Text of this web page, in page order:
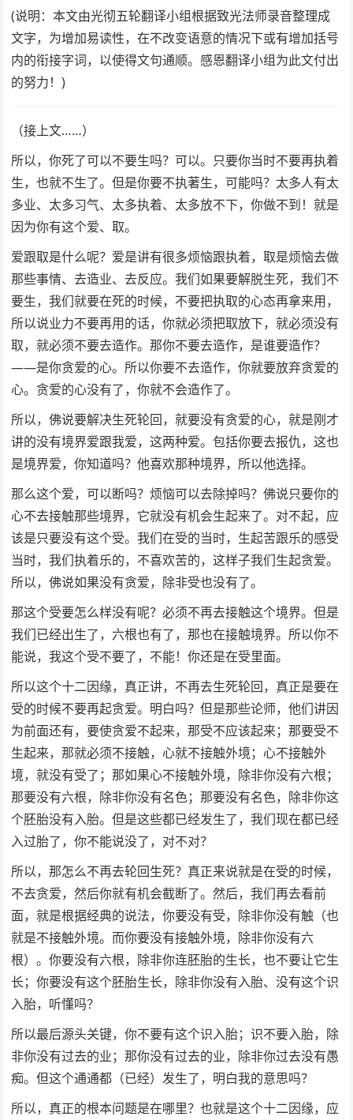
(说明：本文由光彻五轮翻译小组根据致光法师录音整理成
文字，为增加易读性，在不改变语意的情况下或有增加括号
内的衔接字词，以使得文句通顺。感恩翻译小组为此文付出
的努力！)
（接上文……）
所以，你死了可以不要生吗？可以。只要你当时不要再执着
生，也就不生了。但是你要不执著生，可能吗？太多人有太
多业、太多习气、太多执着、太多放不下，你做不到！就是
因为你有这个爱、取。
爱跟取是什么呢？爱是讲有很多烦恼跟执着，取是烦恼去做
那些事情、去造业、去反应。我们如果要解脱生死，我们不
要生，我们就要在死的时候，不要把执取的心态再拿来用，
所以说业力不要再用的话，你就必须把取放下，就必须没有
取，就必须不要去造作。那你不要去造作，是谁要造作？
——是你贪爱的心。所以你要不去造作，你就要放弃贪爱的
心。贪爱的心没有了，你就不会造作了。
所以，佛说要解决生死轮回，就要没有贪爱的心，就是刚才
讲的没有境界爱跟我爱，这两种爱。包括你要去报仇，这也
是境界爱，你知道吗？他喜欢那种境界，所以他选择。
那么这个爱，可以断吗？烦恼可以去除掉吗？佛说只要你的
心不去接触那些境界，它就没有机会生起来了。对不起，应
该是只要没有这个受。我们在受的当时，生起苦跟乐的感受
当时，我们执着乐的，不喜欢苦的，这样子我们生起贪爱。
所以，佛说如果没有贪爱，除非受也没有了。
那这个受要怎么样没有呢？必须不再去接触这个境界。但是
我们已经出生了，六根也有了，那也在接触境界。所以你不
能说，我这个受不要了，不能！你还是在受里面。
所以这个十二因缘，真正讲，不再去生死轮回，真正是要在
受的时候不要再起贪爱。明白吗？但是那些论师，他们讲因
为前面还有，要使贪爱不起来，那受不应该起来；那要受不
生起来，那就必须不接触，心就不接触外境；心不接触外
境，就没有受了；那如果心不接触外境，除非你没有六根；
那要没有六根，除非你没有名色；那要没有名色，除非你这
个胚胎没有入胎。但是这些都已经发生了，我们现在都已经
入过胎了，你不能说没了，对不对？
所以，那怎么不再去轮回生死？真正来说就是在受的时候，
不去贪爱，然后你就有机会截断了。然后，我们再去看前
面，就是根据经典的说法，你要没有受，除非你没有触（也
就是不接触外境。而你要没有接触外境，除非你没有六
根）。你要没有六根，除非你连胚胎的生长，也不要让它生
长；你要没有这个胚胎生长，除非你没有入胎、没有这个识
入胎，听懂吗？
所以最后源头关键，你不要有这个识入胎；识不要入胎，除
非你没有过去的业；那你没有过去的业，除非你过去没有愚
痴。但这个通通都（已经）发生了，明白我的意思吗？
所以，真正的根本问题是在哪里？也就是这个十二因缘，应